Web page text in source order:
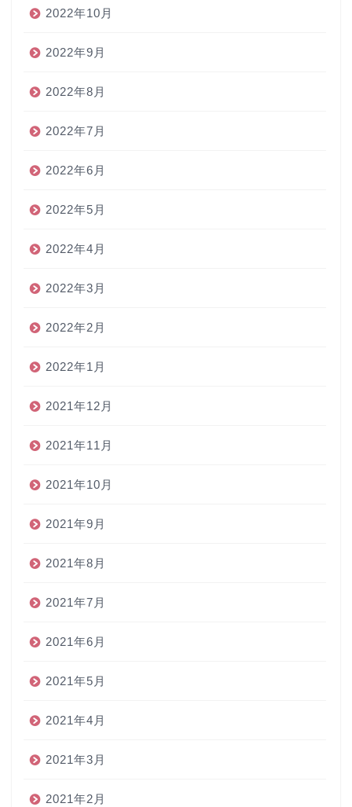
2022年10月
2022年9月
2022年8月
2022年7月
2022年6月
2022年5月
2022年4月
2022年3月
2022年2月
2022年1月
2021年12月
2021年11月
2021年10月
2021年9月
2021年8月
2021年7月
2021年6月
2021年5月
2021年4月
2021年3月
2021年2月